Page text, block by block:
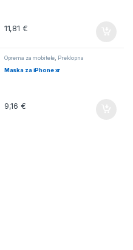
11,81 €
Oprema za mobitele, Preklopna
Maska za iPhone xr
9,16 €